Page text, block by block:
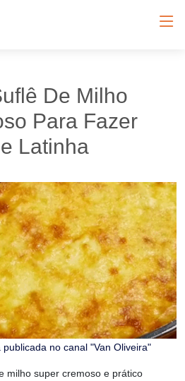
De Milho
Para Fazer
Latinha
publicada no canal "Van Oliveira"
milho super cremoso e prático